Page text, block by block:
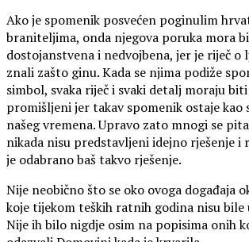
Ako je spomenik posvećen poginulim
braniteljima, onda njegova poruka mora
dostojanstvena i nedvojbena, jer je riječ o
znali zašto ginu. Kada se njima podiže
simbol, svaka riječ i svaki detalj moraju
promišljeni jer takav spomenik ostaje kao
našeg vremena. Upravo zato mnogi se
nikada nisu predstavljeni idejno rješenje i
je odabrano baš takvo rješenje.
Nije neobično što se oko ovoga događaja
koje tijekom teških ratnih godina nisu bile
Nije ih bilo nigdje osim na popisima onih